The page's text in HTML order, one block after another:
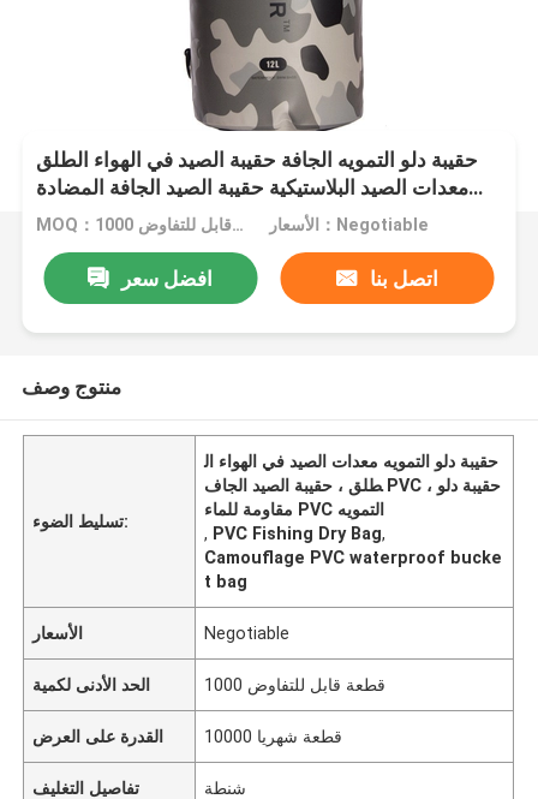
حقيبة دلو التمويه الجافة حقيبة الصيد في الهواء الطلق
معدات الصيد البلاستيكية حقيبة الصيد الجافة المضادة
للماء
MOQ：1000 قطعة قابل للتفاوض الأسعار：Negotiable
افضل سعر اتصل بنا
منتوج وصف
تسليط الضوء:
حقيبة دلو التمويه معدات الصيد في الهواء ال
طلق ، حقيبة الصيد الجاف PVC ، حقيبة دلو
مقاومة للماء PVC التمويه
, PVC Fishing Dry Bag,
Camouflage PVC waterproof bucke
t bag
الأسعار Negotiable
الحد الأدنى لكمية 1000 قطعة قابل للتفاوض
القدرة على العرض 10000 قطعة شهريا
تفاصيل التغليف شنطة